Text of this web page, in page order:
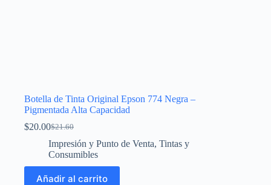
Botella de Tinta Original Epson 774 Negra –
Pigmentada Alta Capacidad
$21.60
El
precio
original
era:
$21.60.
$20.00El
precio
actual
es:
$20.00.
Impresión y Punto de Venta, Tintas y
Consumibles
Añadir al carrito